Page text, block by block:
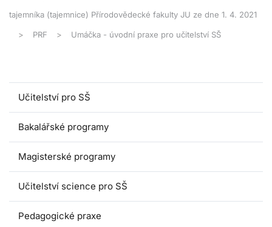
tajemníka (tajemnice) Přírodovědecké fakulty JU ze dne 1. 4. 2021
PRF Umáčka - úvodní praxe pro učitelství SŠ
Učitelství pro SŠ
Bakalářské programy
Magisterské programy
Učitelství science pro SŠ
Pedagogické praxe